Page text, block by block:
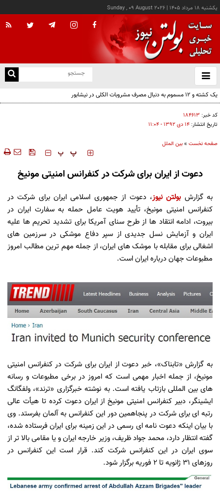
يکشنبه ۱۸ مرداد ۱۴۰۵ |
Sunday , 09 August 2026
باز
و
کد خبر: ۱۸۴۶۱۳
تاریخ انتشار: ۱۴ دی ۱۳۹۲ - ۱۱:۰۴
صفحه نخست »بین الملل
‍‍‍ پ پ
دعوت از ایران برای شرکت در کنفرانس امنیتی مونیخ
به گزارشبولتن نیوز،دعوت از جمهوری اسلامی ایران برای شرکت در
کنفرانس امنیتی مونیخ، تأیید هویت عامل حمله به سفارت ایران در
بیروت، ادامه انتقاد ها از طرح سنای آمریکا برای تشدید تحریم ها علیه
ایران و آزمایش نسل جدیدی از سپر دفاع موشکی در سرزمین های
اشغالی برای مقابله با موشک های ایران، از جمله مهم ترین مطالب امروز
مطبوعات جهان درباره ایران است.
به گزارش «تابناک»، خبر دعوت از ایران برای شرکت در کنفرانس امنیتی
مونیخ، از جمله اخبار مهمی است که امروز در برخی مطبوعات و رسانه
های بین المللی بازتاب یافته است. به نوشته خبرگزاری «ترند»، ولفگانگ
ایشینگر، دبیر کنفرانس امنیتی مونیخ از ایران دعوت کرده تا هیأت عالی
رتبه ای برای شرکت در پنجاهمین دور این کنفرانس به آلمان بفرستد. وی
با بیان اینکه دعوت نامه ای رسمی در این زمینه برای ایران فرستاده شده،
گفته انتظار دارد، محمد جواد ظریف، وزیر خارجه ایران و یا مقامی بالا تر از
سوی ایران در این کنفرانس شرکت کند. قرار است این کنفرانس در
روزهای ۳۱ ژانویه تا ۲ فوریه برگزار شود.